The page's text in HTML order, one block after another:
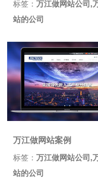
标签： 万江做网站公司,
站的公司
万江做网站案例
标签： 万江做网站公司,
站的公司